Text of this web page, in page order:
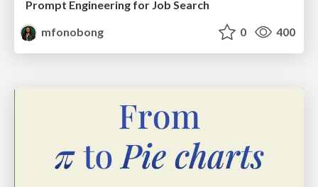
Prompt Engineering for Job Search
mfonobong
0 400